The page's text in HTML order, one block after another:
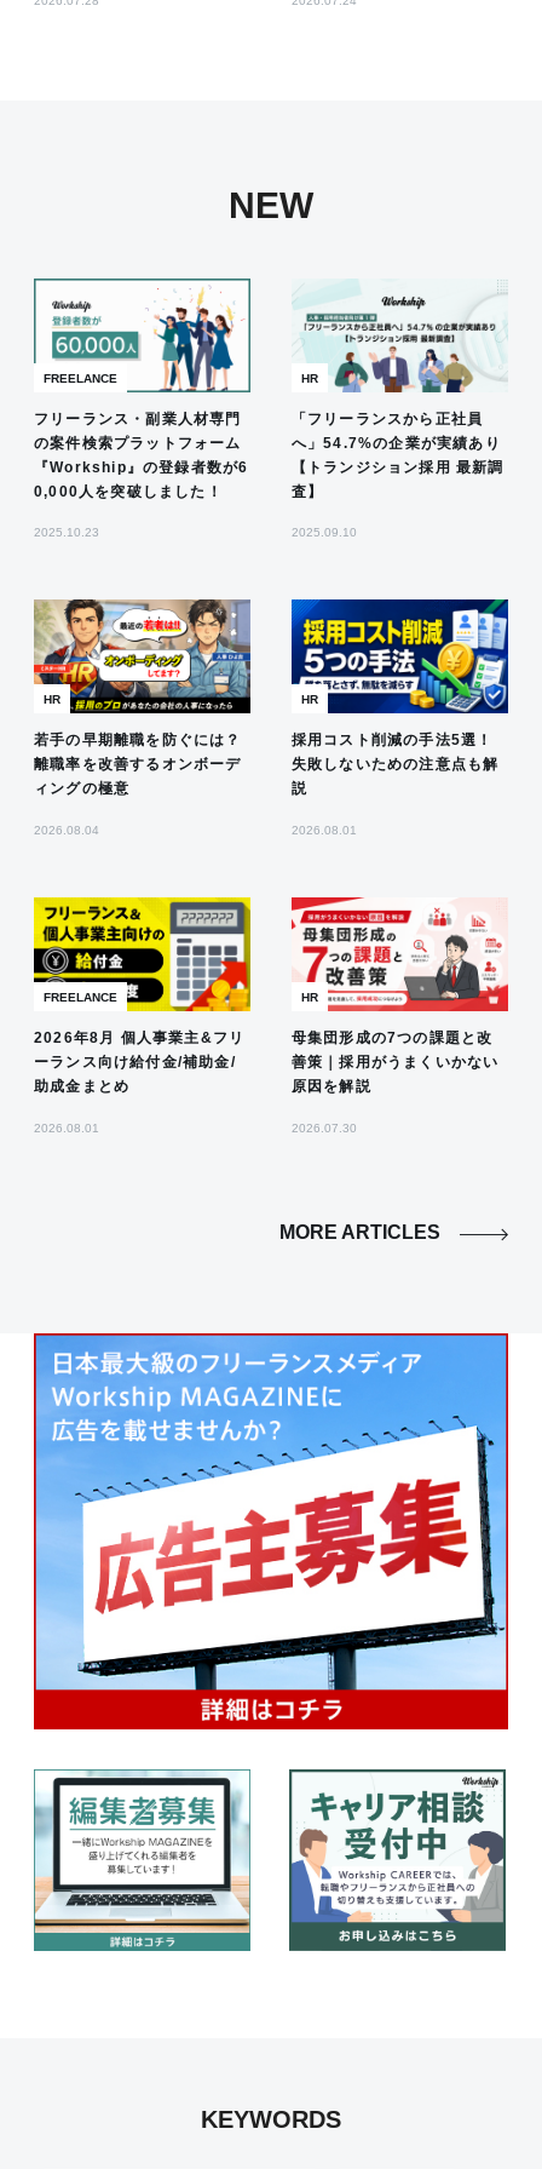
NEW
FREELANCE
フリーランス・副業人材専門
の案件検索プラットフォーム
『Workship』の登録者数が6
0,000人を突破しました！
2025.10.23
HR
「フリーランスから正社員
へ」54.7%の企業が実績あり
【トランジション採用 最新調
査】
2025.09.10
HR
若手の早期離職を防ぐには？
離職率を改善するオンボーデ
ィングの極意
2026.08.04
HR
採用コスト削減の手法5選！
失敗しないための注意点も解
説
2026.08.01
FREELANCE
2026年8月 個人事業主&フリ
ーランス向け給付金/補助金/
助成金まとめ
2026.08.01
HR
母集団形成の7つの課題と改
善策｜採用がうまくいかない
原因を解説
2026.07.30
MORE ARTICLES
KEYWORDS